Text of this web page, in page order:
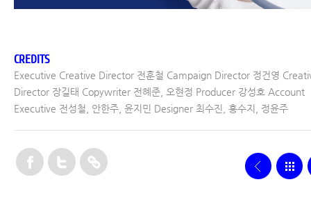
CREDITS
Executive Creative Director 전훈철 Campaign Director 정건영
Director 장길태 Copywriter 전혜준, 오현정 Producer 강성호 Account
Executive 전성철, 안한주, 윤지민 Designer 최수진, 홍수지, 정윤주